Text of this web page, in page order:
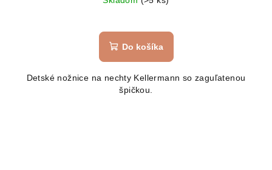
Do košíka
Detské nožnice na nechty Kellermann so zaguľatenou
špičkou.